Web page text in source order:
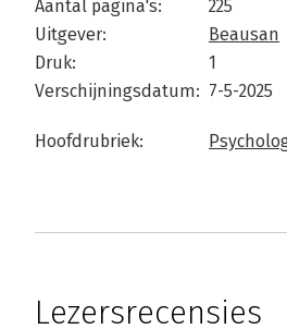
Aantal pagina's:
225
Uitgever:
Beausan
Druk:
1
Verschijningsdatum: 7-5-2025
Hoofdrubriek:
Lezersrecensies